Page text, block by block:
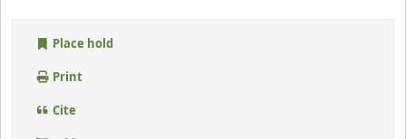
Place hold
Print
Cite